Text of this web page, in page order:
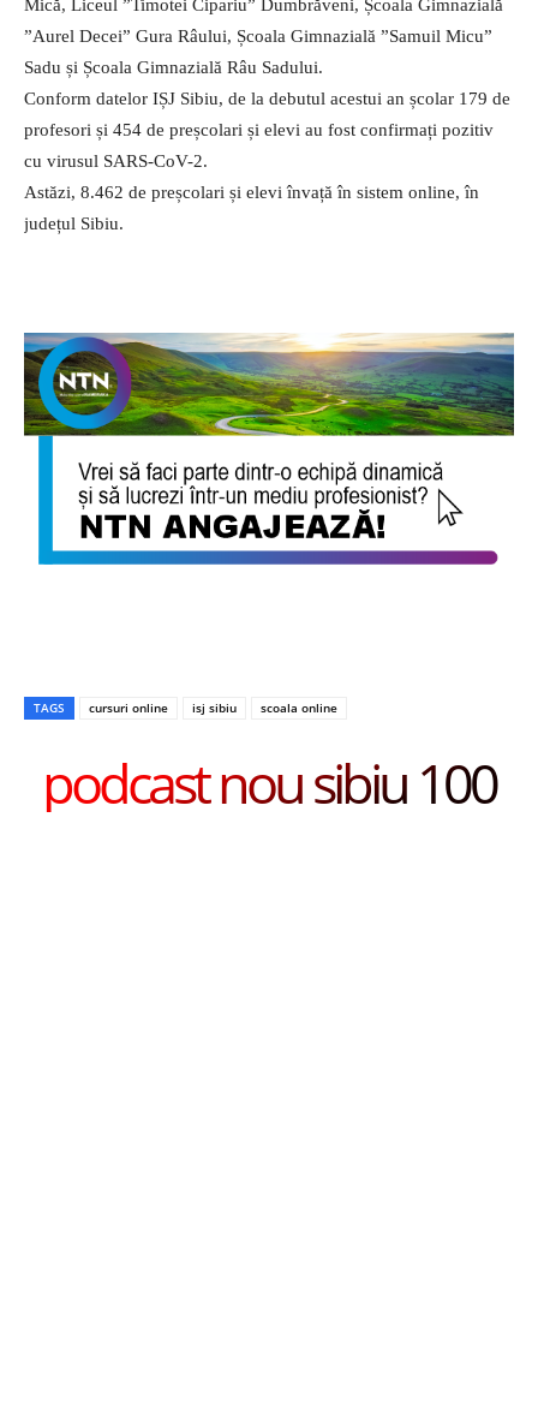
Mică, Liceul ”Timotei Cipariu” Dumbrăveni, Școala Gimnazială
”Aurel Decei” Gura Râului, Școala Gimnazială ”Samuil Micu”
Sadu și Școala Gimnazială Râu Sadului.
Conform datelor IȘJ Sibiu, de la debutul acestui an școlar 179 de
profesori și 454 de preșcolari și elevi au fost confirmați pozitiv
cu virusul SARS-CoV-2.
Astăzi, 8.462 de preșcolari și elevi învață în sistem online, în
județul Sibiu.
TAGS cursuri online isj sibiu scoala online
podcast nou sibiu 100